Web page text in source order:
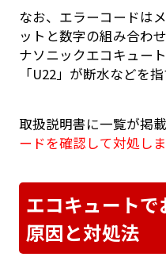
なお、エラーコードは
ットと数字の組み合わ
ナソニックエコキュー
「U22」が断水などを
取扱説明書に一覧が掲
ードを確認して対処し
エコキュート
原因と対処法